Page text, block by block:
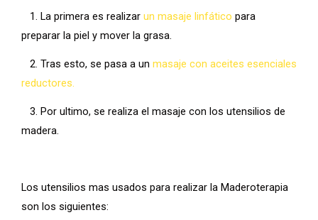
1. La primera es realizar un masaje linfático para
preparar la piel y mover la grasa.
2. Tras esto, se pasa a un masaje con aceites esenciales
reductores.
3. Por ultimo, se realiza el masaje con los utensilios de
madera.
Los utensilios mas usados para realizar la Maderoterapia
son los siguientes: